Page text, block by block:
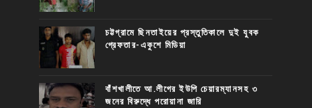
চট্টগ্রামে ছিনতাইয়ের প্রস্তুতিকালে দুই যুবক
গ্রেফতার-একুশে মিডিয়া
বাঁশখালীতে আ.লীগের ইউপি চেয়ারম্যানসহ ৩
জনের বিরুদ্ধে পরোয়ানা জারি